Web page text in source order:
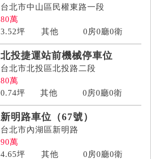
台北市中山區民權東路一段
80萬
3.52坪 其他 0房0廳0衛
北投捷運站前機械停車位
台北市北投區北投路二段
80萬
0.74坪 其他 0房0廳0衛
新明路車位（67號）
台北市內湖區新明路
90萬
4.65坪 其他 0房0廳0衛